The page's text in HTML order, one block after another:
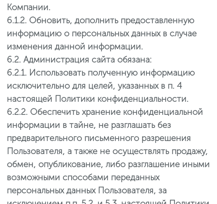
Компании.
6.1.2. Обновить, дополнить предоставленную
информацию о персональных данных в случае
изменения данной информации.
6.2. Администрация сайта обязана:
6.2.1. Использовать полученную информацию
исключительно для целей, указанных в п. 4
настоящей Политики конфиденциальности.
6.2.2. Обеспечить хранение конфиденциальной
информации в тайне, не разглашать без
предварительного письменного разрешения
Пользователя, а также не осуществлять продажу,
обмен, опубликование, либо разглашение иными
возможными способами переданных
персональных данных Пользователя, за